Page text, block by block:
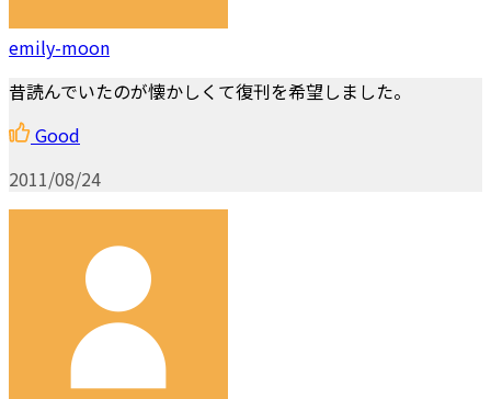
emily-moon
昔読んでいたのが懐かしくて復刊を希望しました。
Good
2011/08/24